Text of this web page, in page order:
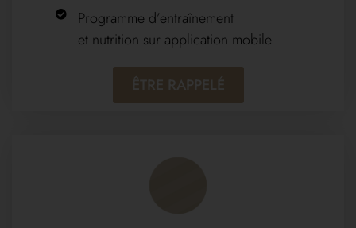
Programme d’entraînement
et nutrition sur application mobile
ÊTRE RAPPELÉ